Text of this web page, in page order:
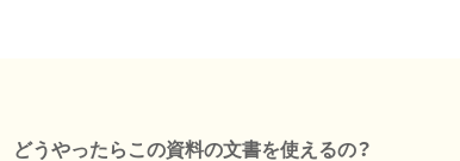
どうやったらこの資料の文書を使えるの？